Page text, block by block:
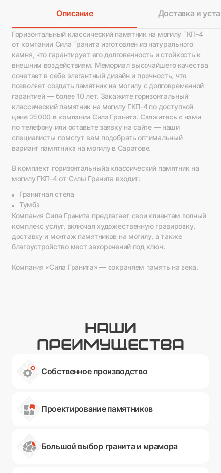
Описание Доставка и
Горизонтальный классический памятник на могилу ГКП-4
от компании Сила Гранита изготовлен из натурального
камня, что гарантирует его долговечность и стойкость к
внешним воздействиям. Мемориал высочайшего качества
сочетает в себе элегантный дизайн и прочность, что
позволяет создать памятник на могилу с долговременной
гарантией — более 10 лет. Закажите горизонтальный
классический памятник на могилу ГКП-4 по доступной
цене 25000 в компании Сила Гранита. Свяжитесь с нами
по телефону или оставьте заявку на сайте — наши
специалисты помогут вам подобрать оптимальный
вариант памятника на могилу в Саратове.
В комплект горизонтальныйа классический памятник на
могилу ГКП-4 от Силы Гранита входит:
Гранитная стела
Тумба
Компания Сила Гранита предлагает свои клиентам полный
комплекс услуг, включая художественную гравировку,
доставку и монтаж памятников на могилу, а также
благоустройство мест захоронений под ключ.
Компания «Сила Гранита» — сохраняем память на века.
НАШИ
ПРЕИМУЩЕСТВА
Собственное производство
Проектирование памятников
Большой выбор гранита и мрамора